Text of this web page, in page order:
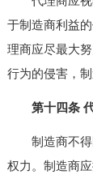
于制造商利益
理商应尽最大
行为的侵害，
第十四条 代
制造商不得
权力。制造商